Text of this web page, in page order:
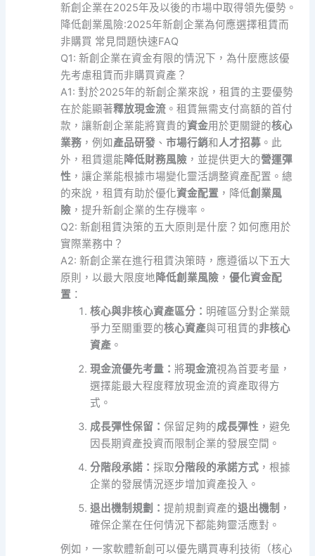
新創企業在2025年及以後的市場中取得領先優勢。
降低創業風險:2025年新創企業為何應選擇租賃而
非購買 常見問題快速FAQ
Q1: 新創企業在資金有限的情況下，為什麼應該優
先考慮租賃而非購買資產？
A1: 對於2025年的新創企業來說，租賃的主要優勢
在於能顯著釋放現金流 。租賃無需支付高額的首付
款，讓新創企業能將寶貴的資金用於更關鍵的核心
業務 ，例如產品研發 、市場行銷和 人才招募 。此
外，租賃還能降低財務風險 ，並提供更大的營運彈
性 ，讓企業能根據市場變化靈活調整資產配置。總
的來說，租賃有助於優化資金配置 ，降低創業風
險 ，提升新創企業的生存機率。
Q2: 新創租賃決策的五大原則是什麼？如何應用於
實際業務中？
A2: 新創企業在進行租賃決策時，應遵循以下五大
原則，以最大限度地降低創業風險 ，優化資金配
置 ：
核心與非核心資產區分： 明確區分對企業競
爭力至關重要的核心資產與可租賃的非核心
資產 。
現金流優先考量：將現金流視為首要考量，
選擇能最大程度釋放現金流的資產取得方
式。
成長彈性保留：保留足夠的成長彈性 ，避免
因長期資產投資而限制企業的發展空間。
分階段承諾：採取分階段的承諾方式 ，根據
企業的發展情況逐步增加資產投入。
退出機制規劃：提前規劃資產的退出機制 ，
確保企業在任何情況下都能夠靈活應對。
例如，一家軟體新創可以優先購買專利技術（核心